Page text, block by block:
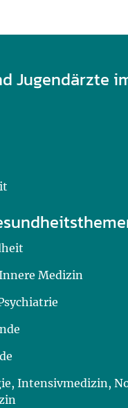
Jugendärzte
Medizin
Intensivmedizin,